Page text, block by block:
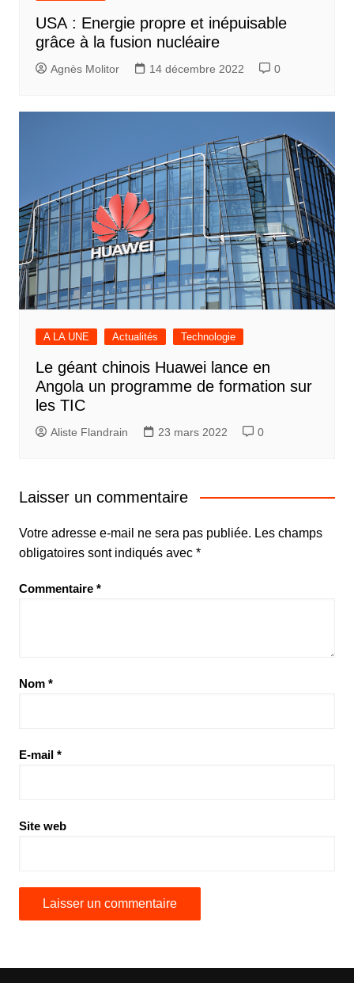
USA : Energie propre et inépuisable
grâce à la fusion nucléaire
Agnès Molitor 14 décembre 2022 0
A LA UNE Actualités Technologie
Le géant chinois Huawei lance en
Angola un programme de formation sur
les TIC
Aliste Flandrain 23 mars 2022 0
Laisser un commentaire
Votre adresse e-mail ne sera pas publiée. Les champs
obligatoires sont indiqués avec *
Commentaire *
Nom *
E-mail *
Site web